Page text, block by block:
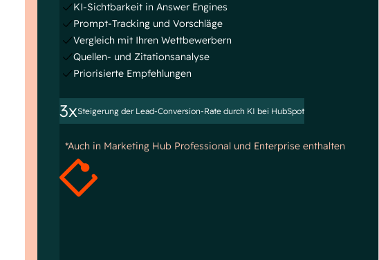
KI-Sichtbarkeit in Answer Engines
Prompt-Tracking und Vorschläge
Vergleich mit Ihren Wettbewerbern
Quellen- und Zitationsanalyse
Priorisierte Empfehlungen
3xSteigerung der Lead-Conversion-Rate durch KI bei HubSpot
*Auch in Marketing Hub Professional und Enterprise enthalten